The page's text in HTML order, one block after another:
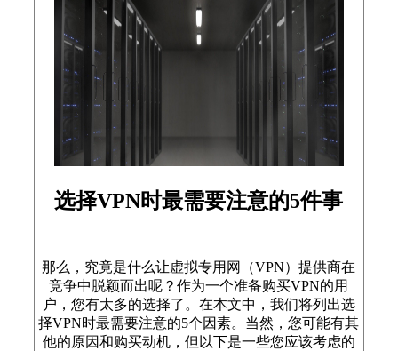
选择VPN时最需要注意的5件事
那么，究竟是什么让虚拟专用网（VPN）提供商在
竞争中脱颖而出呢？作为一个准备购买VPN的用
户，您有太多的选择了。在本文中，我们将列出选
择VPN时最需要注意的5个因素。当然，您可能有其
他的原因和购买动机，但以下是一些您应该考虑的